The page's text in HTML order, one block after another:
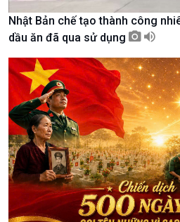
Chuyên gia của bạn
Xã hội chuyển động
Văn hoá & Du lịch
Tin Văn hoá & Du lịch
Chát với người nổi tiếng
Câu chuyện Thể thao
Nhật Bản chế tạo thành công
dầu ăn đã qua sử dụng